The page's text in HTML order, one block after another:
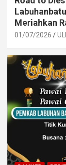
Meriahkan
01/07/2026